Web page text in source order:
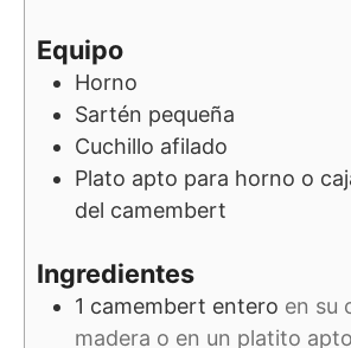
Equipo
Horno
Sartén pequeña
Cuchillo afilado
Plato apto para horno o
del camembert
Ingredientes
1 camembert entero en su
madera o en un platito